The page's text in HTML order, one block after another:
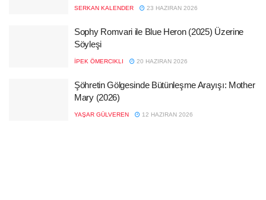
SERKAN KALENDER 23 HAZIRAN 2026
Sophy Romvari ile Blue Heron (2025) Üzerine
Söyleşi
İPEK ÖMERCIKLI 20 HAZIRAN 2026
Şöhretin Gölgesinde Bütünleşme Arayışı: Mother
Mary (2026)
YAŞAR GÜLVEREN 12 HAZIRAN 2026